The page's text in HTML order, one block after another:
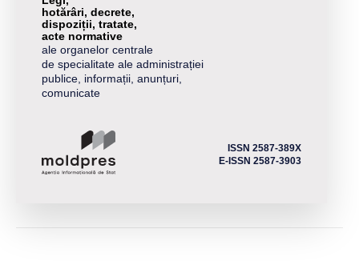
hotărâri, decrete,
dispoziții, tratate,
acte normative
ale organelor centrale
de specialitate ale administrației
publice, informații, anunțuri,
comunicate
ISSN 2587-389X
E-ISSN 2587-3903